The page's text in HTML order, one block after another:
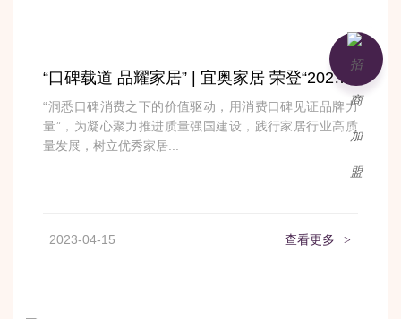
“口碑载道 品耀家居” | 宜奥家居 荣登“2023中国家居消费者口碑榜”
“洞悉口碑消费之下的价值驱动，用消费口碑见证品牌力
量”，为凝心聚力推进质量强国建设，践行家居行业高质
量发展，树立优秀家居...
2023-04-15 查看更多 >
加盟咨询